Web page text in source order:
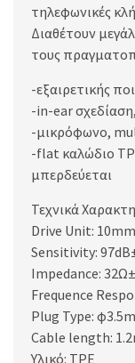
τηλεφωνικές
Διαθέτουν
τους
-εξαιρετικής
-in-ear
-μικρόφωνο,
-flat καλώδιο
μπερδεύεται
Τεχνικά
Drive Unit: 10mm
Sensitivity:
Impedance:
Frequence
Plug Type:
Cable length:
Υλικό: TPE